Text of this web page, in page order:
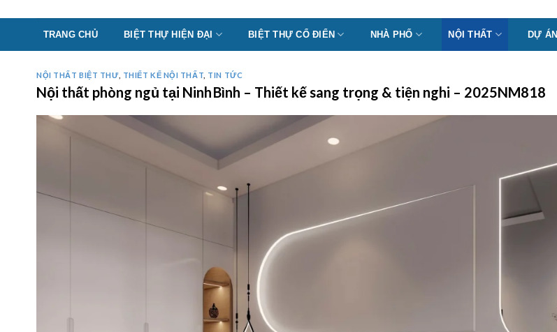
TRANG CHỦ BIỆT THỰ HIỆN ĐẠI BIỆT THỰ CỔ ĐIỂN NHÀ PHỐ NỘI THẤT DỰ ÁN
NỘI THẤT BIỆT THƯ THIẾT KẾ NỘI THẤT TIN TỨC
Nội thất phòng ngủ tại Ninh Bình – Thiết kế sang trọng & tiện nghi – 2025NM818